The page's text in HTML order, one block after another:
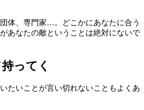
体、専門家…。どこかにあなたに合う
あなたの敵ということは絶対にないで
ってく
たいことが言い切れないこともよくあ